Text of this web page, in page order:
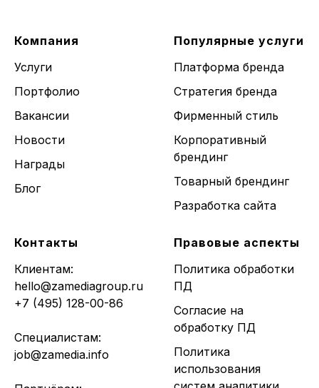
Компания
Услуги
Портфолио
Вакансии
Новости
Награды
Блог
Популярные услуги
Платформа бренда
Стратегия бренда
Фирменный стиль
Корпоративный
брендинг
Товарный брендинг
Разработка сайта
Контакты
Клиентам:
hello@zamediagroup.ru
+7 (495) 128-00-86
Специалистам:
job@zamedia.info
Правовые аспекты
Политика обработки
ПД
Согласие на
обработку ПД
Политика
использования